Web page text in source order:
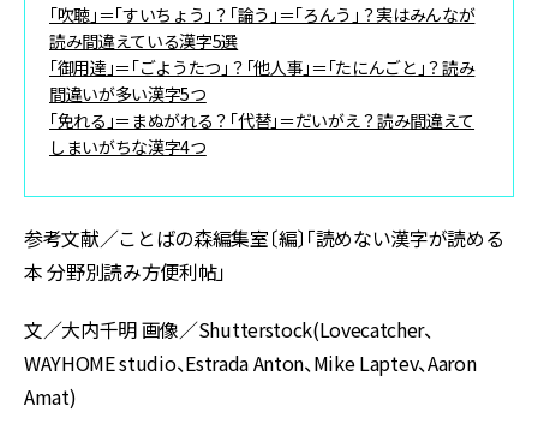
「吹聴」＝「すいちょう」？「論う」＝「ろんう」？実はみんなが
読み間違えている漢字5選
「御用達」＝「ごようたつ」？「他人事」＝「たにんごと」？読み
間違いが多い漢字5つ
「免れる」＝まぬがれる？「代替」＝だいがえ？読み間違えて
しまいがちな漢字4つ
参考文献／ことばの森編集室〔編〕「読めない漢字が読める
本 分野別読み方便利帖」
文／大内千明 画像／Shutterstock(Lovecatcher、
WAYHOME studio、Estrada Anton、Mike Laptev、Aaron
Amat)